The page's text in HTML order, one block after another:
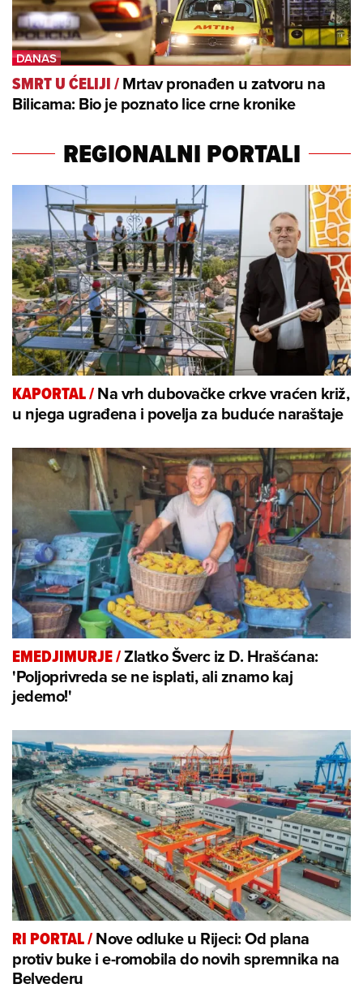
SMRT U ĆELIJI/Mrtav pronađen u zatvoru na
Bilicama: Bio je poznato lice crne kronike
REGIONALNI PORTALI
KAPORTAL/Na vrh dubovačke crkve vraćen križ,
u njega ugrađena i povelja za buduće naraštaje
EMEDJIMURJE/Zlatko Šverc iz D. Hrašćana:
'Poljoprivreda se ne isplati, ali znamo kaj
jedemo!'
RI PORTAL/Nove odluke u Rijeci: Od plana
protiv buke i e-romobila do novih spremnika na
Belvederu